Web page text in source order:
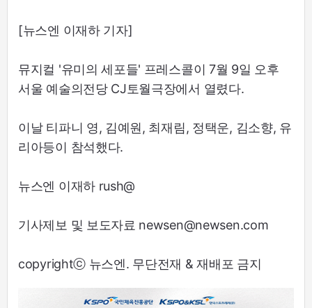
[뉴스엔 이재하 기자]
뮤지컬 '유미의 세포들' 프레스콜이 7월 9일 오후
서울 예술의전당 CJ토월극장에서 열렸다.
이날 티파니 영, 김예원, 최재림, 정택운, 김소향, 유
리아등이 참석했다.
뉴스엔 이재하 rush@
기사제보 및 보도자료 newsen@newsen.com
copyrightⓒ 뉴스엔. 무단전재 & 재배포 금지